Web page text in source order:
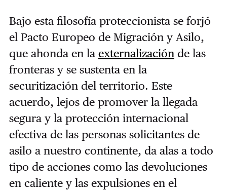
Bajo esta filosofía proteccionista se forjó
el Pacto Europeo de Migración y Asilo,
que ahonda en la externalizaciónde las
fronteras y se sustenta en la
securitización del territorio. Este
acuerdo, lejos de promover la llegada
segura y la protección internacional
efectiva de las personas solicitantes de
asilo a nuestro continente, da alas a todo
tipo de acciones como las devoluciones
en caliente y las expulsiones en el